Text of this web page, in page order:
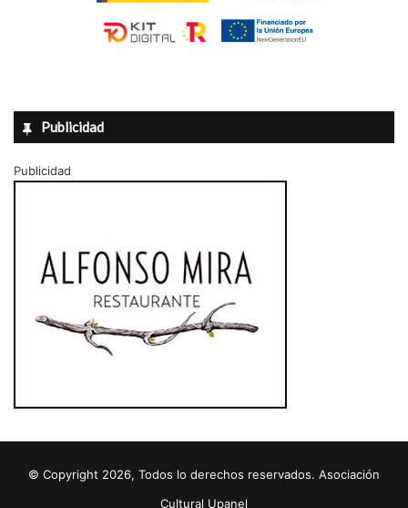
Publicidad
Publicidad
© Copyright 2026, Todos lo derechos reservados. Asociación
Cultural Upanel